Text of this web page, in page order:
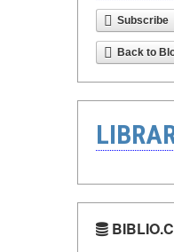
Subscribe
Back to